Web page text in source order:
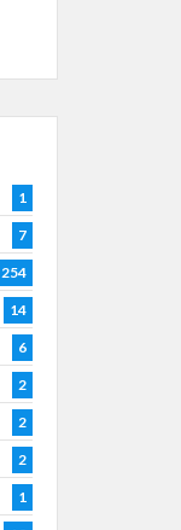
1
7
254
14
6
2
2
2
1